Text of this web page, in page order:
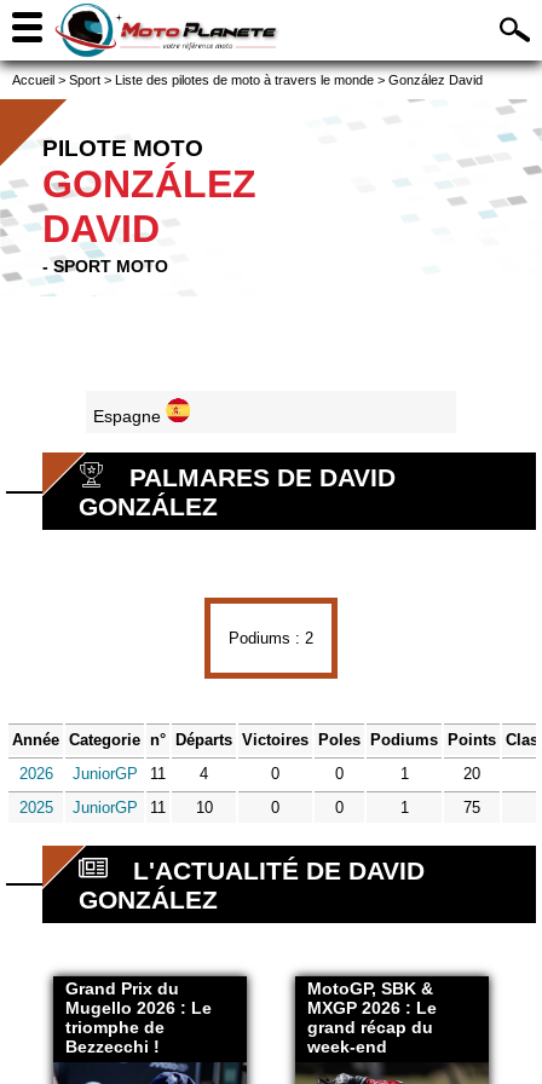
Accueil > Sport > Liste des pilotes de moto à travers le monde > González David
PILOTE MOTO
GONZÁLEZ
DAVID
- SPORT MOTO
Espagne
PALMARES DE DAVID
GONZÁLEZ
Podiums : 2
Année Categorie n° Départs Victoires Poles Podiums Points
2026
JuniorGP 11 4 0 0 1 20
2025
JuniorGP 11 10 0 0 1 75
L'ACTUALITÉ DE DAVID
GONZÁLEZ
Grand Prix du
Mugello 2026 : Le
triomphe de
Bezzecchi !
MotoGP, SBK &
MXGP 2026 : Le
grand récap du
week-end